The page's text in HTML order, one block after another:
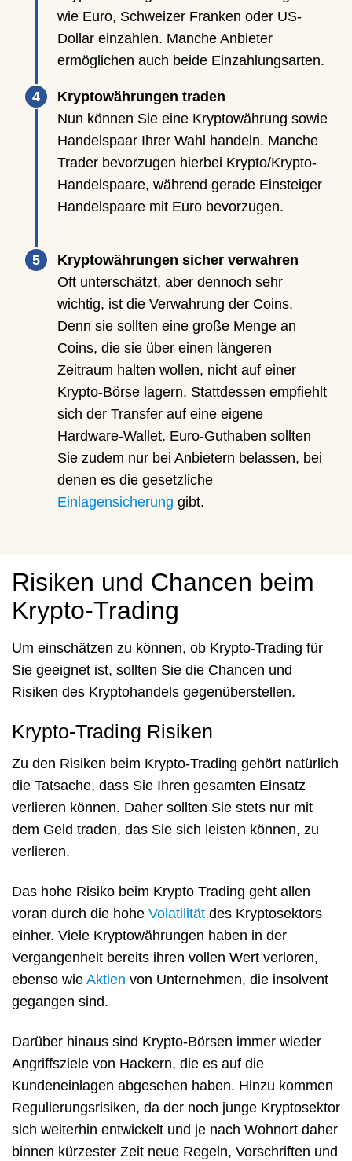
wie Euro, Schweizer Franken oder US-
Dollar einzahlen. Manche Anbieter
ermöglichen auch beide Einzahlungsarten.
Kryptowährungen traden
Nun können Sie eine Kryptowährung sowie
Handelspaar Ihrer Wahl handeln. Manche
Trader bevorzugen hierbei Krypto/Krypto-
Handelspaare, während gerade Einsteiger
Handelspaare mit Euro bevorzugen.
Kryptowährungen sicher verwahren
Oft unterschätzt, aber dennoch sehr
wichtig, ist die Verwahrung der Coins.
Denn sie sollten eine große Menge an
Coins, die sie über einen längeren
Zeitraum halten wollen, nicht auf einer
Krypto-Börse lagern. Stattdessen empfiehlt
sich der Transfer auf eine eigene
Hardware-Wallet. Euro-Guthaben sollten
Sie zudem nur bei Anbietern belassen, bei
denen es die gesetzliche
Einlagensicherung gibt.
Risiken und Chancen beim
Krypto-Trading
Um einschätzen zu können, ob Krypto-Trading für
Sie geeignet ist, sollten Sie die Chancen und
Risiken des Kryptohandels gegenüberstellen.
Krypto-Trading Risiken
Zu den Risiken beim Krypto-Trading gehört natürlich
die Tatsache, dass Sie Ihren gesamten Einsatz
verlieren können. Daher sollten Sie stets nur mit
dem Geld traden, das Sie sich leisten können, zu
verlieren.
Das hohe Risiko beim Krypto Trading geht allen
voran durch die hohe Volatilität des Kryptosektors
einher. Viele Kryptowährungen haben in der
Vergangenheit bereits ihren vollen Wert verloren,
ebenso wie Aktien von Unternehmen, die insolvent
gegangen sind.
Darüber hinaus sind Krypto-Börsen immer wieder
Angriffsziele von Hackern, die es auf die
Kundeneinlagen abgesehen haben. Hinzu kommen
Regulierungsrisiken, da der noch junge Kryptosektor
sich weiterhin entwickelt und je nach Wohnort daher
binnen kürzester Zeit neue Regeln, Vorschriften und